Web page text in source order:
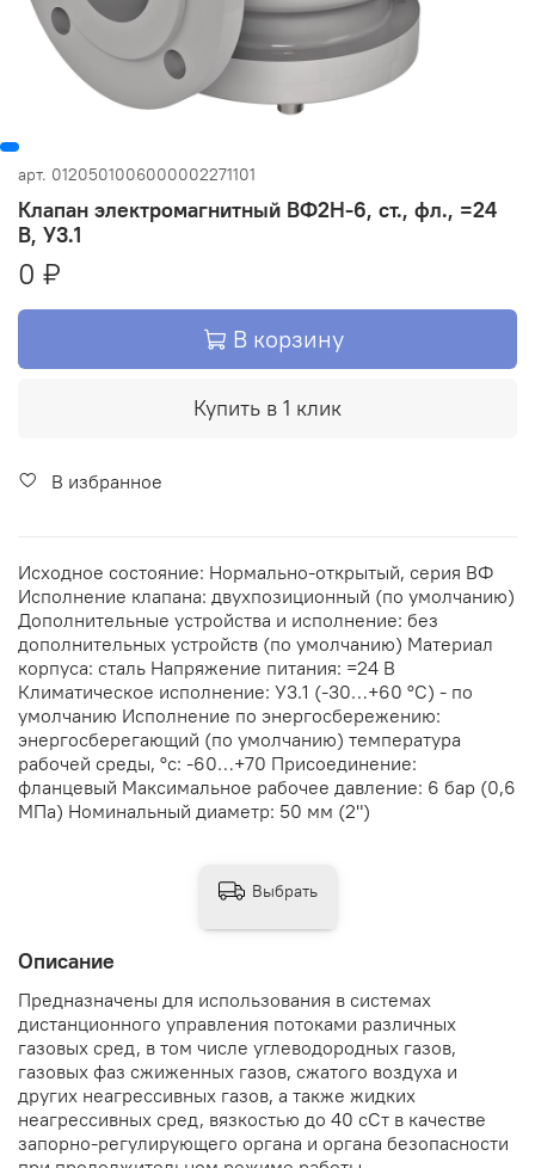
арт. 0120501006000002271101
Клапан электромагнитный ВФ2Н-6, ст., фл., =24
В, У3.1
0 ₽
В корзину
Купить в 1 клик
В избранное
Исходное состояние: Нормально-открытый, серия ВФ
Исполнение клапана: двухпозиционный (по умолчанию)
Дополнительные устройства и исполнение: без
дополнительных устройств (по умолчанию) Материал
корпуса: сталь Напряжение питания: =24 В
Климатическое исполнение: У3.1 (-30…+60 °С) - по
умолчанию Исполнение по энергосбережению:
энергосберегающий (по умолчанию) температура
рабочей среды, °с: -60…+70 Присоединение:
фланцевый Максимальное рабочее давление: 6 бар (0,6
МПа) Номинальный диаметр: 50 мм (2")
Описание
Предназначены для использования в системах
дистанционного управления потоками различных
газовых сред, в том числе углеводородных газов,
газовых фаз сжиженных газов, сжатого воздуха и
других неагрессивных газов, а также жидких
неагрессивных сред, вязкостью до 40 сСт в качестве
запорно-регулирующего органа и органа безопасности
Выбрать